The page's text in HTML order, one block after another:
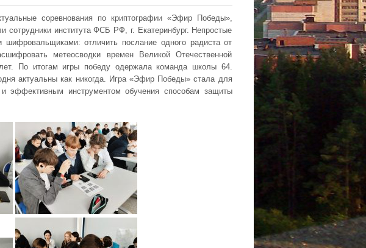
соревнования по криптографии «Эфир Победы»,
сотрудники института ФСБ РФ, г. Екатеринбург. Непростые
отличить послание одного радиста от
метеосводки времен Великой Отечественной
По итогам игры победу одержала команда школы 64.
актуальны как никогда. Игра «Эфир Победы» стала для
и эффективным инструментом обучения способам защиты